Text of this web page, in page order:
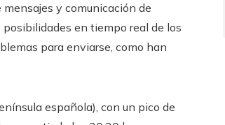
y comunicación de
en tiempo real de los
para enviarse, como han
española), con un pico de